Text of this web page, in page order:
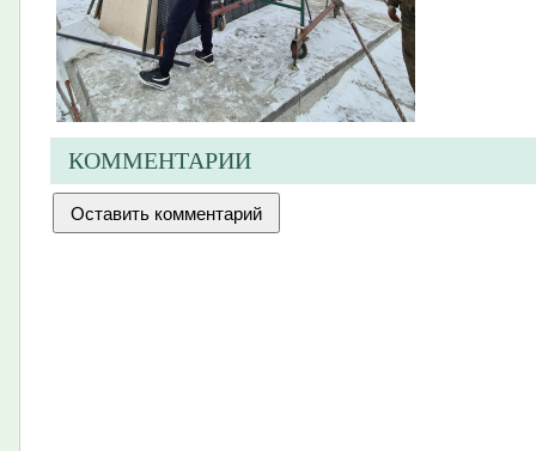
КОММЕНТАРИИ